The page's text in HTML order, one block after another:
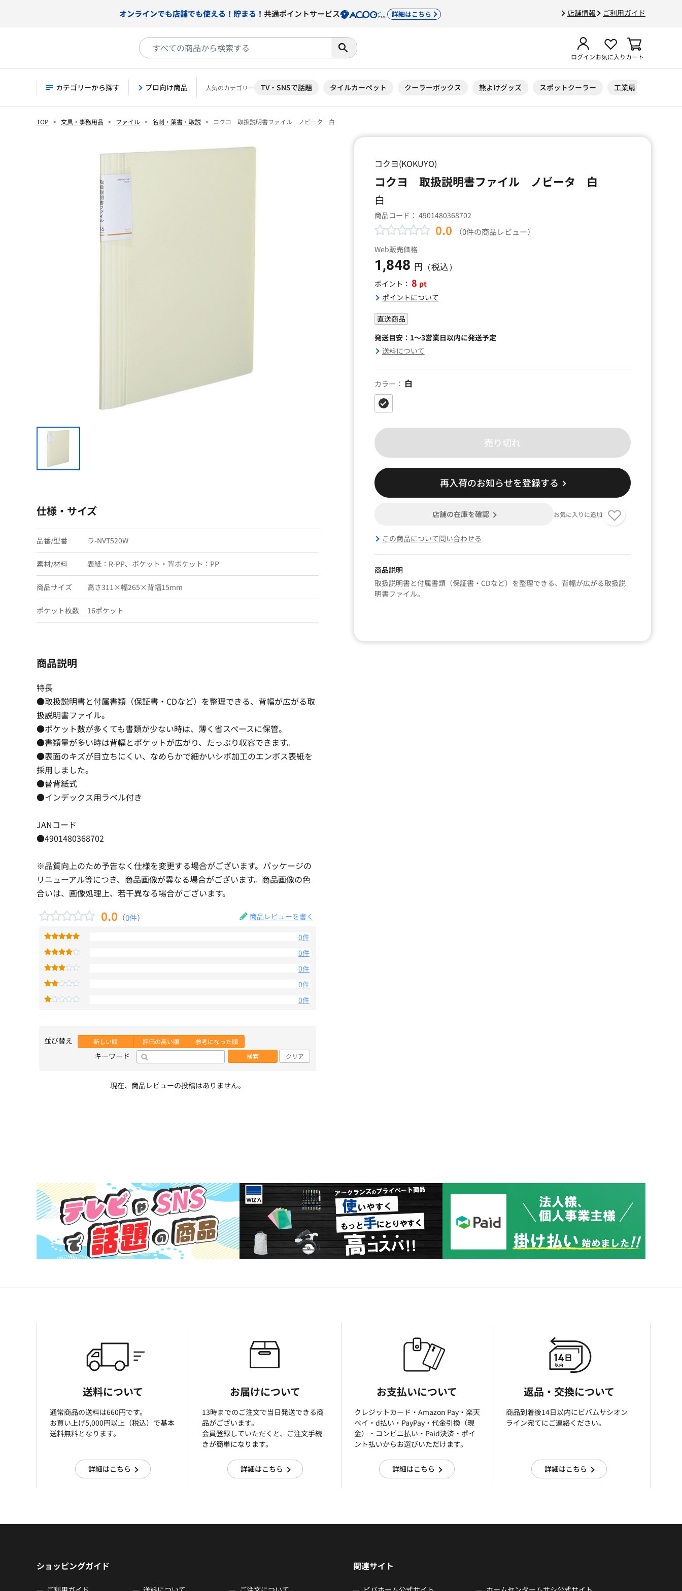
店舗情報 ご利用ガイド
オンラインでも店舗でも使える！貯まる！ 共通ポイントサービス 詳細はこちら
ログインお気に入りカート
カテゴリーから探す プロ向け商品 人気のカテゴリー TV・SNSで話題 タイルカーペット クーラーボックス 熊よけグッズ スポットクーラー 工業扇
TOP 文具・事務用品 ファイル 名刺・葉書・取説 コクヨ 取扱説明書ファイル ノビータ 白
コクヨ(KOKUYO)
コクヨ 取扱説明書ファイル ノビータ 白
白
商品コード： 4901480368702
0.0 （0件の商品レビュー）
Web販売価格
1,848 円（税込）
ポイント： 8 pt
ポイントについて
直送商品
発送目安：1～3営業日以内に発送予定
送料について
カラー： 白
売り切れ
再入荷のお知らせを登録する
店舗の在庫を確認 お気に入りに追加
この商品について問い合わせる
商品説明
取扱説明書と付属書類（保証書・CDなど）を整理できる、背幅が広がる取扱説
明書ファイル。
仕様・サイズ
品番/型番 ラ-NVT520W
素材/材料 表紙：R-PP、ポケット・背ポケット：PP
商品サイズ 高さ311×幅265×背幅15mm
ポケット枚数 16ポケット
商品説明
特長
●取扱説明書と付属書類（保証書・CDなど）を整理できる、背幅が広がる取
扱説明書ファイル。
●ポケット数が多くても書類が少ない時は、薄く省スペースに保管。
●書類量が多い時は背幅とポケットが広がり、たっぷり収容できます。
●表面のキズが目立ちにくい、なめらかで細かいシボ加工のエンボス表紙を
採用しました。
●替背紙式
●インデックス用ラベル付き
JANコード
●4901480368702
※品質向上のため予告なく仕様を変更する場合がございます。パッケージの
リニューアル等につき、商品画像が異なる場合がございます。商品画像の色
合いは、画像処理上、若干異なる場合がございます。
0.0 （0件） 商品レビューを書く
0件
0件
0件
0件
0件
並び替え 新しい順 評価の高い順 参考になった順
キーワード 検索 クリア
現在、商品レビューの投稿はありません。
送料について
通常商品の送料は660円です。
お買い上げ5,000円以上（税込）で基本
送料無料となります。
詳細はこちら
お届けについて
13時までのご注文で当日発送できる商
品がございます。
会員登録していただくと、ご注文手続
きが簡単になります。
詳細はこちら
お支払いについて
クレジットカード・Amazon Pay・楽天
ぺイ・d払い・PayPay・代金引換（現
金）・コンビニ払い・Paid決済・ポイ
ント払いからお選びいただけます。
詳細はこちら
返品・交換について
商品到着後14日以内にビバムサシオン
ライン宛てにご連絡ください。
詳細はこちら
ショッピングガイド 関連サイト